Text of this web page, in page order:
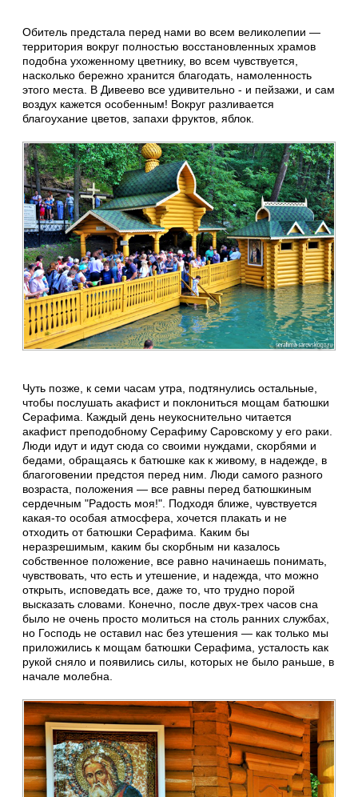
Обитель предстала перед нами во всем великолепии —
территория вокруг полностью восстановленных храмов
подобна ухоженному цветнику, во всем чувствуется,
насколько бережно хранится благодать, намоленность
этого места. В Дивеево все удивительно - и пейзажи, и сам
воздух кажется особенным! Вокруг разливается
благоухание цветов, запахи фруктов, яблок.
Чуть позже, к семи часам утра, подтянулись остальные,
чтобы послушать акафист и поклониться мощам батюшки
Серафима. Каждый день неукоснительно читается
акафист преподобному Серафиму Саровскому у его раки.
Люди идут и идут сюда со своими нуждами, скорбями и
бедами, обращаясь к батюшке как к живому, в надежде, в
благоговении предстоя перед ним. Люди самого разного
возраста, положения — все равны перед батюшкиным
сердечным "Радость моя!". Подходя ближе, чувствуется
какая-то особая атмосфера, хочется плакать и не
отходить от батюшки Серафима. Каким бы
неразрешимым, каким бы скорбным ни казалось
собственное положение, все равно начинаешь понимать,
чувствовать, что есть и утешение, и надежда, что можно
открыть, исповедать все, даже то, что трудно порой
высказать словами. Конечно, после двух-трех часов сна
было не очень просто молиться на столь ранних службах,
но Господь не оставил нас без утешения — как только мы
приложились к мощам батюшки Серафима, усталость как
рукой сняло и появились силы, которых не было раньше, в
начале молебна.